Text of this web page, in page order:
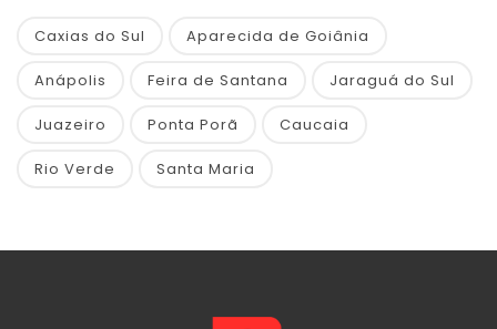
Caxias do Sul Aparecida de Goiânia
Anápolis Feira de Santana Jaraguá do Sul
Juazeiro Ponta Porã Caucaia
Rio Verde Santa Maria